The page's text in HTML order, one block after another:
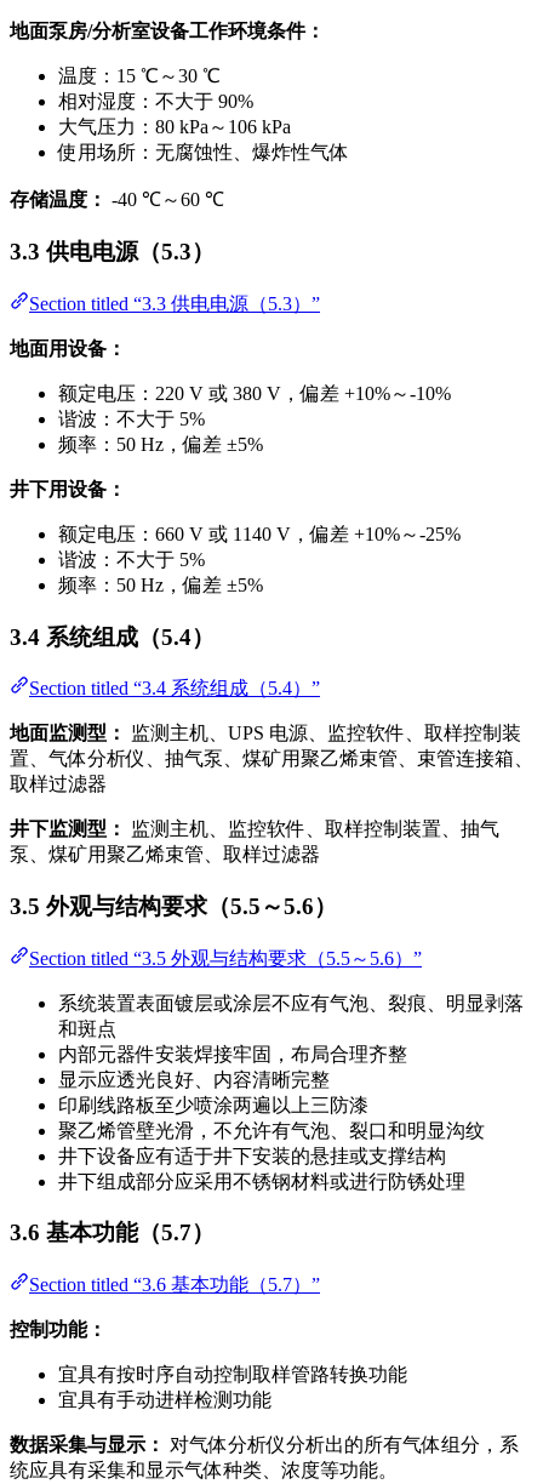
地面泵房/分析室设备工作环境条件：
温度：15 ℃～30 ℃
相对湿度：不大于 90%
大气压力：80 kPa～106 kPa
使用场所：无腐蚀性、爆炸性气体
存储温度： -40 ℃～60 ℃
3.3 供电电源（5.3）
Section titled “3.3 供电电源（5.3）”
地面用设备：
额定电压：220 V 或 380 V，偏差 +10%～-10%
谐波：不大于 5%
频率：50 Hz，偏差 ±5%
井下用设备：
额定电压：660 V 或 1140 V，偏差 +10%～-25%
谐波：不大于 5%
频率：50 Hz，偏差 ±5%
3.4 系统组成（5.4）
Section titled “3.4 系统组成（5.4）”
地面监测型：
监测主机、UPS 电源、监控软件、取样控制装
置、气体分析仪、抽气泵、煤矿用聚乙烯束管、束管连接箱、
取样过滤器
井下监测型：
监测主机、监控软件、取样控制装置、抽气
泵、煤矿用聚乙烯束管、取样过滤器
3.5 外观与结构要求（5.5～5.6）
Section titled “3.5 外观与结构要求（5.5～5.6）”
系统装置表面镀层或涂层不应有气泡、裂痕、明显剥落
和斑点
内部元器件安装焊接牢固，布局合理齐整
显示应透光良好、内容清晰完整
印刷线路板至少喷涂两遍以上三防漆
聚乙烯管壁光滑，不允许有气泡、裂口和明显沟纹
井下设备应有适于井下安装的悬挂或支撑结构
井下组成部分应采用不锈钢材料或进行防锈处理
3.6 基本功能（5.7）
Section titled “3.6 基本功能（5.7）”
控制功能：
宜具有按时序自动控制取样管路转换功能
宜具有手动进样检测功能
数据采集与显示：
对气体分析仪分析出的所有气体组分，系
统应具有采集和显示气体种类、浓度等功能。